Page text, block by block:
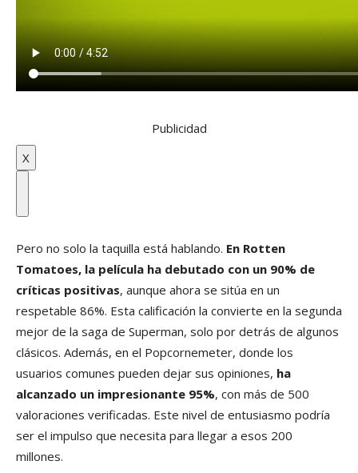
Publicidad
X
Pero no solo la taquilla está hablando. En Rotten
Tomatoes, la película ha debutado con un 90% de
críticas positivas, aunque ahora se sitúa en un
respetable 86%. Esta calificación la convierte en la segunda
mejor de la saga de Superman, solo por detrás de algunos
clásicos. Además, en el Popcornemeter, donde los
usuarios comunes pueden dejar sus opiniones, ha
alcanzado un impresionante 95%, con más de 500
valoraciones verificadas. Este nivel de entusiasmo podría
ser el impulso que necesita para llegar a esos 200
millones.